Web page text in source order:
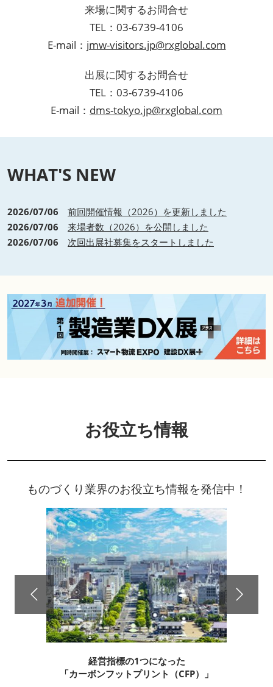
来場に関するお問合せ
TEL：03-6739-4106
E-mail： jmw-visitors.jp@rxglobal.com
出展に関するお問合せ
TEL：03-6739-4106
E-mail： dms-tokyo.jp@rxglobal.com
WHAT'S NEW
2026/07/06 前回開催情報（2026）を更新しました
2026/07/06 来場者数（2026）を公開しました
2026/07/06
次回出展社募集をスタートしました
お役立ち情報
ものづくり業界のお役立ち情報を発信中！
経営指標の1つになった
「カーボンフットプリント（CFP）」